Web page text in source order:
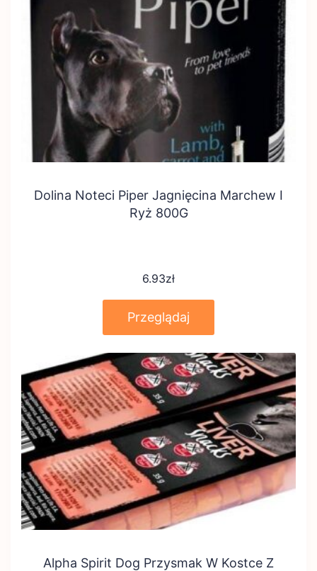
Dolina Noteci Piper Jagnięcina Marchew I
Ryż 800G
6.93zł
Przeglądaj
Alpha Spirit Dog Przysmak W Kostce Z